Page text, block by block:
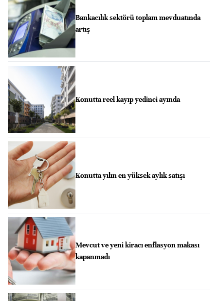
Bankacılık sektörü toplam mevduatında
artış
Konutta reel kayıp yedinci ayında
Konutta yılın en yüksek aylık satışı
Mevcut ve yeni kiracı enflasyon makası
kapanmadı